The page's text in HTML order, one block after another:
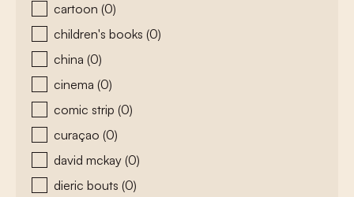
cartoon (0)
children's books (0)
china (0)
cinema (0)
comic strip (0)
curaçao (0)
david mckay (0)
dieric bouts (0)